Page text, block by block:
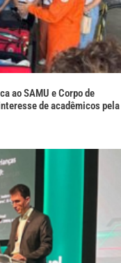
ao SAMU e Corpo de
de acadêmicos pela